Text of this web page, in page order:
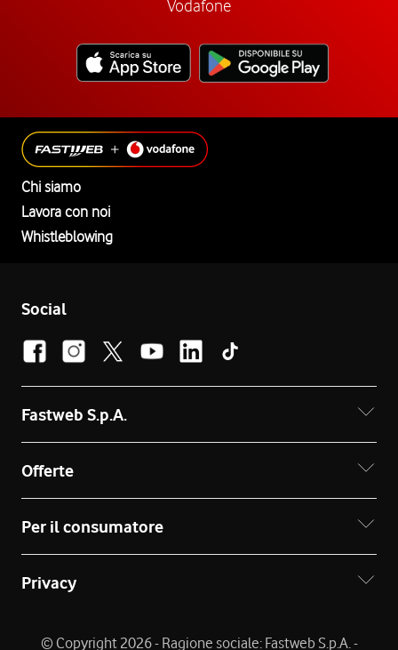
Vodafone
Chi siamo
Lavora con noi
Whistleblowing
Social
Fastweb S.p.A.
Offerte
Per il consumatore
Privacy
© Copyright 2026 - Ragione sociale: Fastweb S.p.A. -